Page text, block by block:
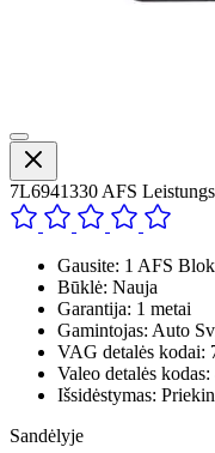
7L6941330 AFS
Gausite: 1 AFS
Būklė: Nauja
Garantija: 1 metai
Gamintojas: Auto
VAG detalės kodai:
Valeo detalės
Išsidėstymas:
Sandėlyje